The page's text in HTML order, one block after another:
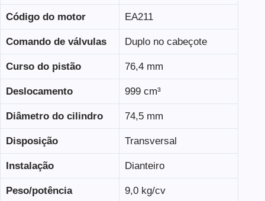
Código do motor EA211
Comando de válvulas Duplo no cabeçote
Curso do pistão 76,4 mm
Deslocamento 999 cm³
Diâmetro do cilindro 74,5 mm
Disposição Transversal
Instalação Dianteiro
Peso/potência 9,0 kg/cv